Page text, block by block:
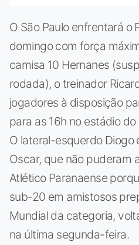
O São Paulo enfrentará o
domingo com força
camisa 10 Hernanes
rodada), o treinador
jogadores à disposição
para as 16h no estádio
O lateral-esquerdo Diogo
Oscar, que não puderam
Atlético Paranaense
sub-20 em amistosos
Mundial da categoria,
na última segunda-feira.